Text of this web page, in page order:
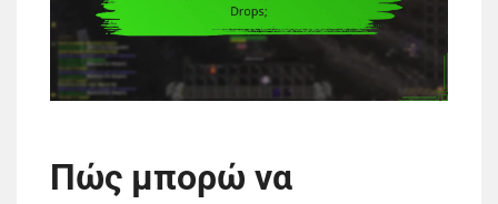
Πώς μπορώ να